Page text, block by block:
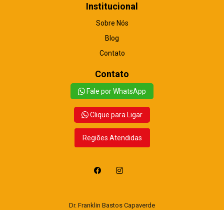
Institucional
Sobre Nós
Blog
Contato
Contato
Fale por WhatsApp
Clique para Ligar
Regiões Atendidas
Dr. Franklin Bastos Capaverde